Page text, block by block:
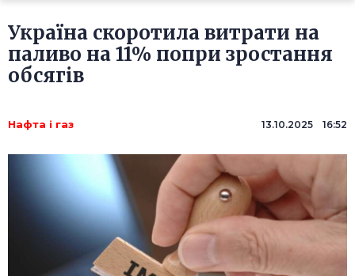
Україна скоротила витрати на
паливо на 11% попри зростання
обсягів
Нафта і газ 13.10.2025 16:52